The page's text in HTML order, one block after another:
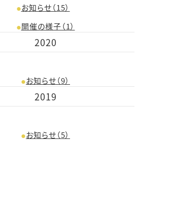
お知らせ（15）
開催の様子（1）
2020
お知らせ（9）
2019
お知らせ（5）